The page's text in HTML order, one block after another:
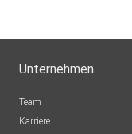
Unternehmen
Team
Karriere